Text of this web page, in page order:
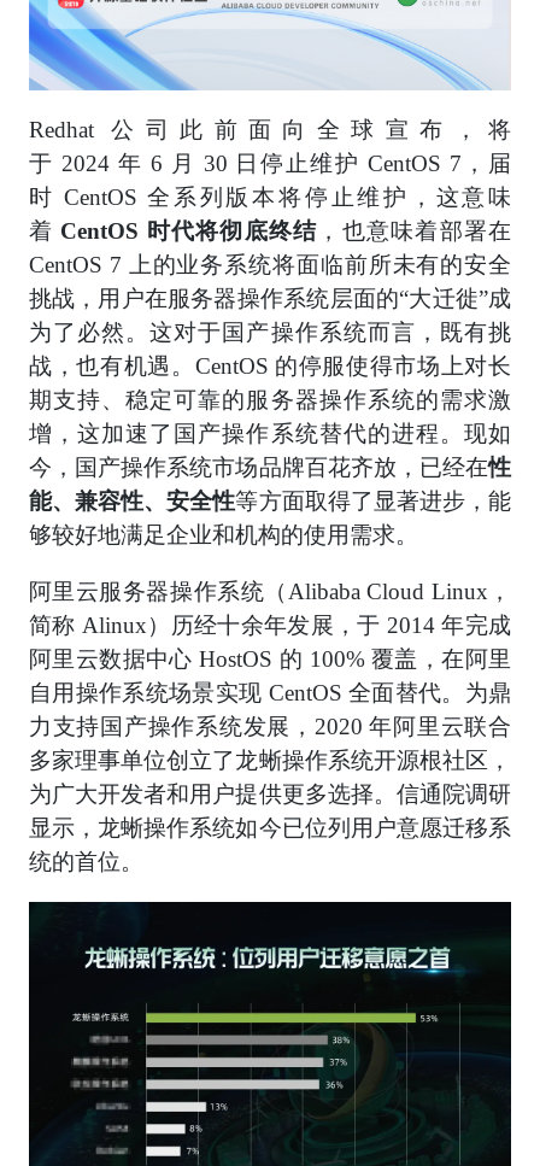
Redhat 公司此前面向全球宣布，将
于 2024 年 6 月 30 日停止维护 CentOS 7，届
时 CentOS 全系列版本将停止维护，这意味
着 CentOS 时代将彻底终结 ，也意味着部署在
CentOS 7 上的业务系统将面临前所未有的安全
挑战，用户在服务器操作系统层面的“大迁徙”成
为了必然。这对于国产操作系统而言，既有挑
战，也有机遇。CentOS 的停服使得市场上对长
期支持、稳定可靠的服务器操作系统的需求激
增，这加速了国产操作系统替代的进程。现如
今，国产操作系统市场品牌百花齐放，已经在性
能、兼容性、安全性等方面取得了显著进步，能
够较好地满足企业和机构的使用需求。
阿里云服务器操作系统（Alibaba Cloud Linux，
简称 Alinux）历经十余年发展，于 2014 年完成
阿里云数据中心 HostOS 的 100% 覆盖，在阿里
自用操作系统场景实现 CentOS 全面替代。为鼎
力支持国产操作系统发展，2020 年阿里云联合
多家理事单位创立了龙蜥操作系统开源根社区，
为广大开发者和用户提供更多选择。信通院调研
显示，龙蜥操作系统如今已位列用户意愿迁移系
统的首位。